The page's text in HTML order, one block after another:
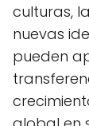
culturas,
nuevas
pueden